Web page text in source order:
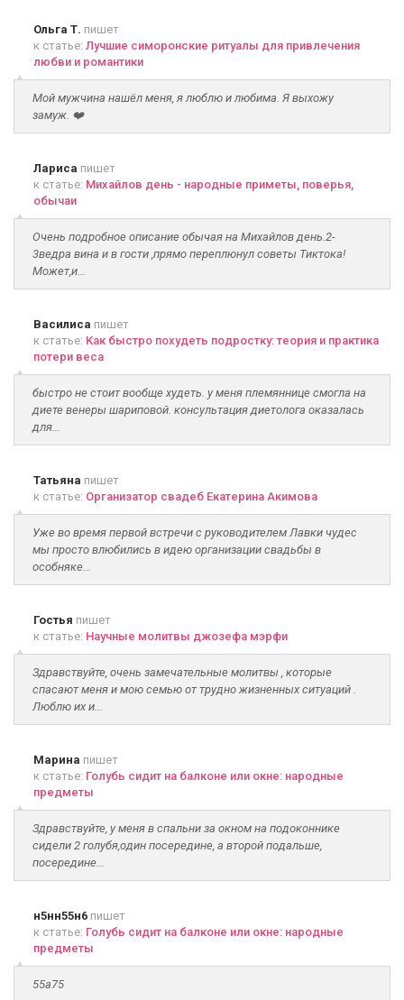
Ольга Т. пишет
к статье: Лучшие симоронские ритуалы для привлечения
любви и романтики
Мой мужчина нашёл меня, я люблю и любима. Я выхожу
замуж. ❤️
Лариса пишет
к статье: Михайлов день - народные приметы, поверья,
обычаи
Очень подробное описание обычая на Михайлов день.2-
3ведра вина и в гости ,прямо переплюнул советы Тиктока!
Может,и...
Василиса пишет
к статье: Как быстро похудеть подростку: теория и практика
потери веса
быстро не стоит вообще худеть. у меня племяннице смогла на
диете венеры шариповой. консультация диетолога оказалась
для...
Татьяна пишет
к статье: Организатор свадеб Екатерина Акимова
Уже во время первой встречи с руководителем Лавки чудес
мы просто влюбились в идею организации свадьбы в
особняке...
Гостья пишет
к статье: Научные молитвы джозефа мэрфи
Здравствуйте, очень замечательные молитвы , которые
спасают меня и мою семью от трудно жизненных ситуаций .
Люблю их и...
Марина пишет
к статье: Голубь сидит на балконе или окне: народные
предметы
Здравствуйте, у меня в спальни за окном на подоконнике
сидели 2 голубя,один посередине, а второй подальше,
посередине...
н5нн55н6 пишет
к статье: Голубь сидит на балконе или окне: народные
предметы
55а75